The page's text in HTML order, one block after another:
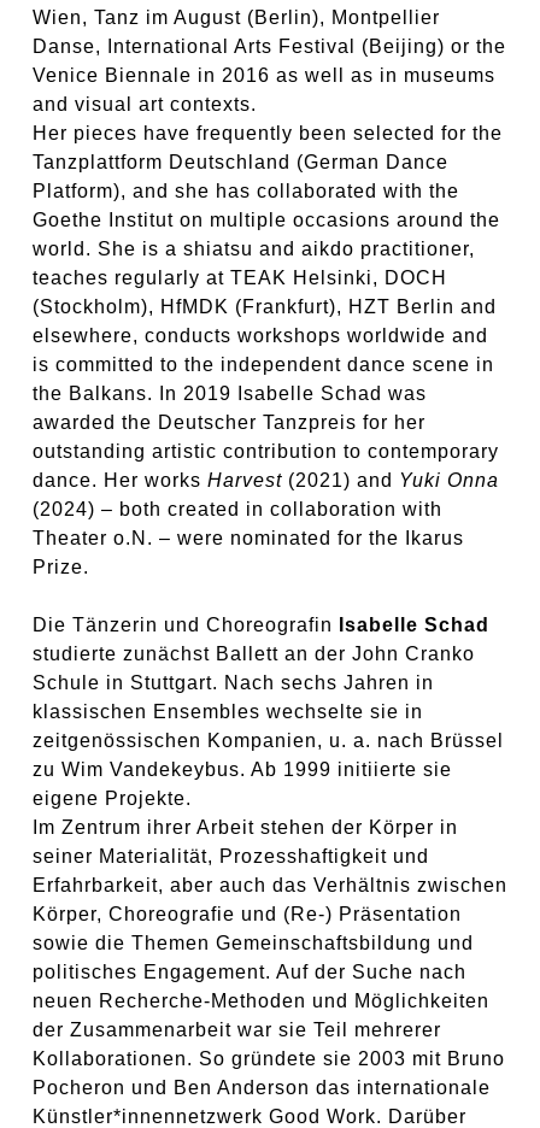
Wien, Tanz im August (Berlin), Montpellier
Danse, International Arts Festival (Beijing) or the
Venice Biennale in 2016 as well as in museums
and visual art contexts.
Her pieces have frequently been selected for the
Tanzplattform Deutschland (German Dance
Platform), and she has collaborated with the
Goethe Institut on multiple occasions around the
world. She is a shiatsu and aikdo practitioner,
teaches regularly at TEAK Helsinki, DOCH
(Stockholm), HfMDK (Frankfurt), HZT Berlin and
elsewhere, conducts workshops worldwide and
is committed to the independent dance scene in
the Balkans. In 2019 Isabelle Schad was
awarded the Deutscher Tanzpreis for her
outstanding artistic contribution to contemporary
dance. Her works Harvest(2021) and Yuki Onna
(2024) – both created in collaboration with
Theater o.N. – were nominated for the Ikarus
Prize.
Die Tänzerin und Choreografin
Isabelle Schad
studierte zunächst Ballett an der John Cranko
Schule in Stuttgart. Nach sechs Jahren in
klassischen Ensembles wechselte sie in
zeitgenössischen Kompanien, u. a. nach Brüssel
zu Wim Vandekeybus. Ab 1999 initiierte sie
eigene Projekte.
Im Zentrum ihrer Arbeit stehen der Körper in
seiner Materialität, Prozesshaftigkeit und
Erfahrbarkeit, aber auch das Verhältnis zwischen
Körper, Choreografie und (Re-) Präsentation
sowie die Themen Gemeinschaftsbildung und
politisches Engagement. Auf der Suche nach
neuen Recherche-Methoden und Möglichkeiten
der Zusammenarbeit war sie Teil mehrerer
Kollaborationen. So gründete sie 2003 mit Bruno
Pocheron und Ben Anderson das internationale
Künstler*innennetzwerk Good Work. Darüber